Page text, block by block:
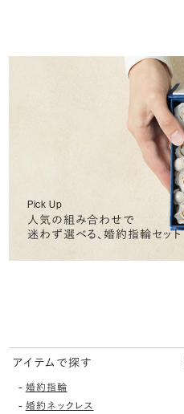
Pick Up
人気の組み合わせで
迷わず選べる、婚約指輪セット
アイテムで探す
- 婚約指輪
- 婚約ネックレス